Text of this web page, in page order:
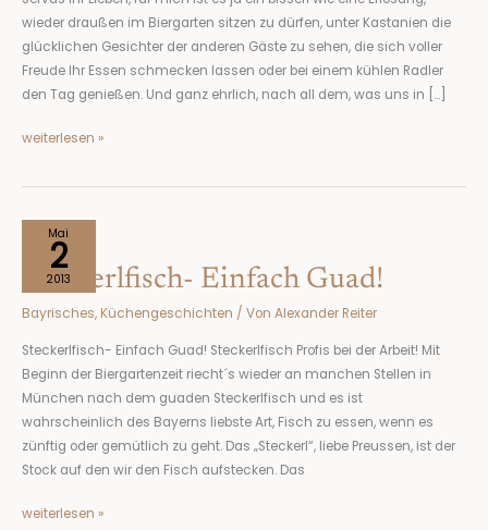
wieder draußen im Biergarten sitzen zu dürfen, unter Kastanien die
glücklichen Gesichter der anderen Gäste zu sehen, die sich voller
Freude Ihr Essen schmecken lassen oder bei einem kühlen Radler
den Tag genießen. Und ganz ehrlich, nach all dem, was uns in […]
weiterlesen »
Mai
2
2013
Steckerlfisch- Einfach Guad!
Bayrisches, Küchengeschichten / Von Alexander Reiter
Steckerlfisch- Einfach Guad! Steckerlfisch Profis bei der Arbeit! Mit
Beginn der Biergartenzeit riecht´s wieder an manchen Stellen in
München nach dem guaden Steckerlfisch und es ist
wahrscheinlich des Bayerns liebste Art, Fisch zu essen, wenn es
zünftig oder gemütlich zu geht. Das „Steckerl“, liebe Preussen, ist der
Stock auf den wir den Fisch aufstecken. Das
Steckerlfisch-
Einfach
Guad!
weiterlesen »